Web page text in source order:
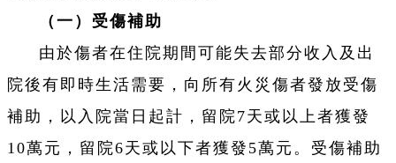
（一）受傷補助
由於傷者在住院期間可能失去部分收入及出
院後有即時生活需要，向所有火災傷者發放受傷
補助，以入院當日起計，留院7天或以上者獲發
10萬元，留院6天或以下者獲發5萬元。受傷補助